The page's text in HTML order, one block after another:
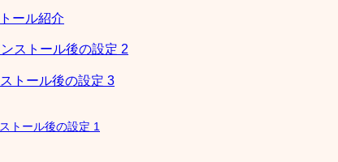
ール紹介
ストール後の設定 2
トール後の設定 3
トール後の設定 1